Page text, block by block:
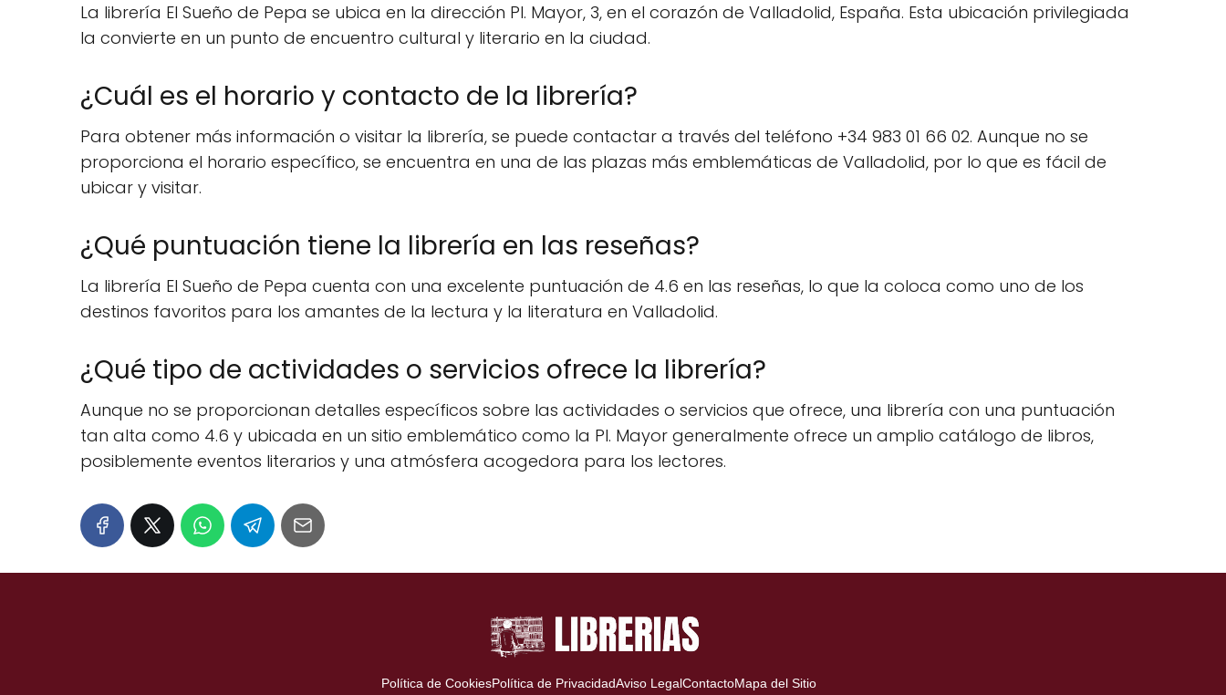
La librería El Sueño de Pepa se ubica en la dirección Pl. Mayor, 3, en el corazón de Valladolid, España. Esta ubicación privilegiada
la convierte en un punto de encuentro cultural y literario en la ciudad.
¿Cuál es el horario y contacto de la librería?
Para obtener más información o visitar la librería, se puede contactar a través del teléfono +34 983 01 66 02. Aunque no se
proporciona el horario específico, se encuentra en una de las plazas más emblemáticas de Valladolid, por lo que es fácil de
ubicar y visitar.
¿Qué puntuación tiene la librería en las reseñas?
La librería El Sueño de Pepa cuenta con una excelente puntuación de 4.6 en las reseñas, lo que la coloca como uno de los
destinos favoritos para los amantes de la lectura y la literatura en Valladolid.
¿Qué tipo de actividades o servicios ofrece la librería?
Aunque no se proporcionan detalles específicos sobre las actividades o servicios que ofrece, una librería con una puntuación
tan alta como 4.6 y ubicada en un sitio emblemático como la Pl. Mayor generalmente ofrece un amplio catálogo de libros,
posiblemente eventos literarios y una atmósfera acogedora para los lectores.
Política de CookiesPolítica de PrivacidadAviso LegalContactoMapa del Sitio